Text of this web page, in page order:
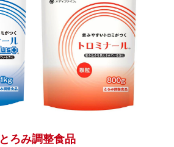
とろみ調整食品